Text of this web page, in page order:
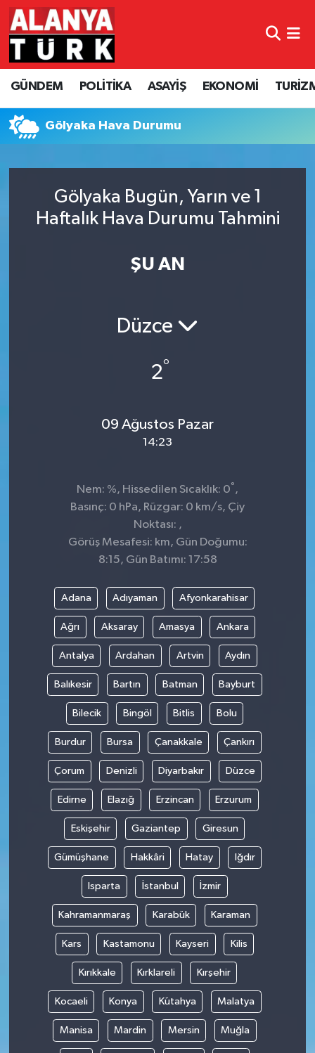
GÜNDEM POLİTİKA ASAYİŞ EKONOMİ
Gölyaka Hava Durumu
Gölyaka Bugün, Yarın ve 1
Haftalık Hava Durumu Tahmini
ŞU AN
Düzce
2°
09 Ağustos Pazar
14:23
Nem: %, Hissedilen Sıcaklık: 0° ,
Basınç: 0 hPa, Rüzgar: 0 km/s, Çiy
Noktası: ,
Görüş Mesafesi: km, Gün Doğumu:
8:15, Gün Batımı: 17:58
Adana Adıyaman Afyonkarahisar
Ağrı Aksaray Amasya Ankara
Antalya Ardahan Artvin Aydın
Balıkesir Bartın Batman Bayburt
Bilecik Bingöl Bitlis Bolu
Burdur Bursa Çanakkale Çankırı
Çorum Denizli Diyarbakır Düzce
Edirne Elazığ Erzincan Erzurum
Eskişehir Gaziantep Giresun
Gümüşhane Hakkâri Hatay Iğdır
Isparta İstanbul İzmir
Kahramanmaraş Karabük Karaman
Kars Kastamonu Kayseri Kilis
Kırıkkale Kırklareli Kırşehir
Kocaeli Konya Kütahya Malatya
Manisa Mardin Mersin Muğla
GÜNDEM
POLİTİKA
ASAYİŞ
TURİZM
Nöbetçi Eczaneler
Hava Durumu
Namaz Vakitleri
Süper Lig Puan Durumu ve Fikstür
Son Dakika Haberleri